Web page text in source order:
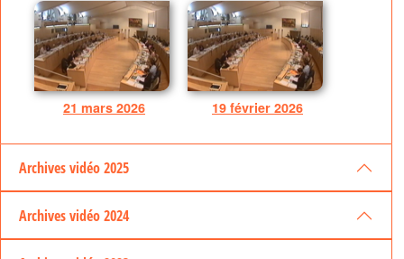
21 mars 2026 19 février 2026
Archives vidéo 2025
Archives vidéo 2024